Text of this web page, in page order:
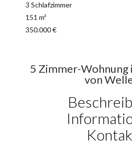
3 Schlafzimmer
151 m²
350.000 €
5 Zimmer-Wohnung
von